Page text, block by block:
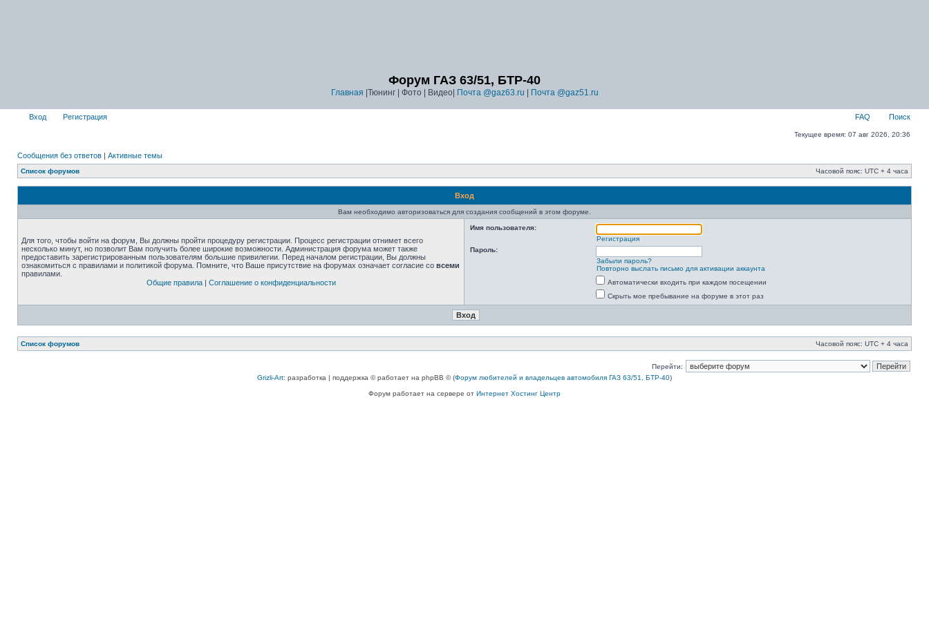
Форум ГАЗ 63/51, БТР-40
Главная |Тюнинг | Фото | Видео| Почта @gaz63.ru Почта @gaz51.ru
Вход Регистрация FAQ Поиск
Текущее время: 07 авг 2026, 20:36
Сообщения без ответов | Активные темы
Список форумов Часовой пояс: UTC + 4 часа
Вход
Вам необходимо авторизоваться для создания сообщений в этом форуме.
Для того, чтобы войти на форум, Вы должны пройти процедуру регистрации. Процесс регистрации отнимет всего
несколько минут, но позволит Вам получить более широкие возможности. Администрация форума может также
предоставить зарегистрированным пользователям большие привилегии. Перед началом регистрации, Вы должны
ознакомиться с правилами и политикой форума. Помните, что Ваше присутствие на форумах означает согласие со всеми
правилами.
Общие правила| Соглашение о конфиденциальности
Имя пользователя:
Регистрация
Пароль:
Забыли пароль?
Повторно выслать письмо для активации аккаунта
Автоматически входить при каждом посещении
Скрыть мое пребывание на форуме в этот раз
Список форумов Часовой пояс: UTC + 4 часа
Перейти:
Grizli-Art: разработка | поддержка © работает на phpBB © (Форум любителей и владельцев автомобиля ГАЗ 63/51, БТР-40)
Форум работает на сервере от Интернет Хостинг Центр